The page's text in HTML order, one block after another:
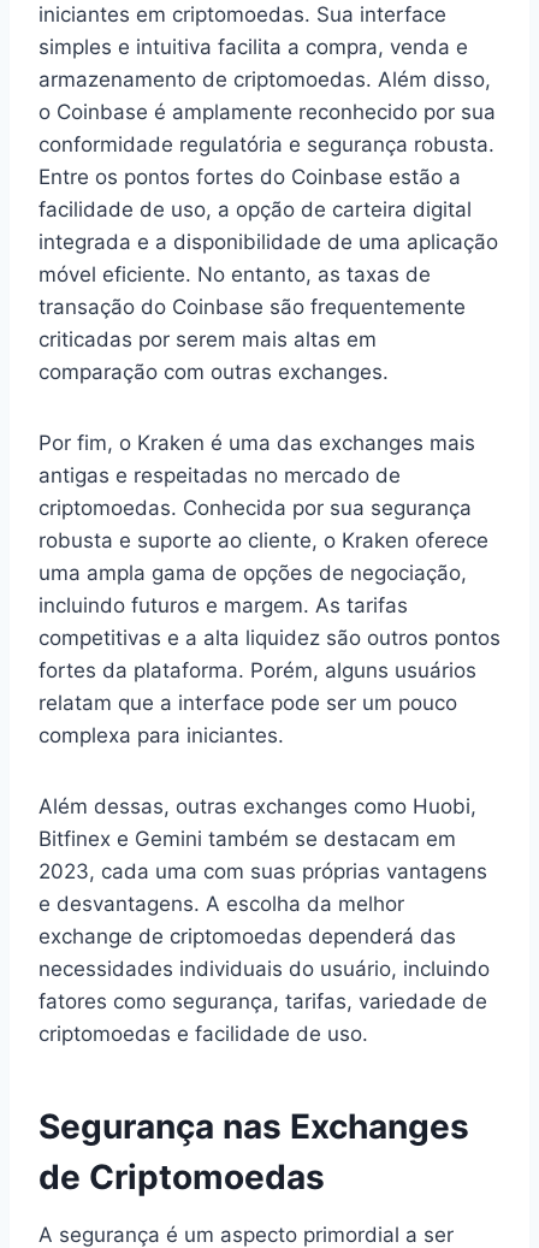
iniciantes em criptomoedas. Sua interface
simples e intuitiva facilita a compra, venda e
armazenamento de criptomoedas. Além disso,
o Coinbase é amplamente reconhecido por sua
conformidade regulatória e segurança robusta.
Entre os pontos fortes do Coinbase estão a
facilidade de uso, a opção de carteira digital
integrada e a disponibilidade de uma aplicação
móvel eficiente. No entanto, as taxas de
transação do Coinbase são frequentemente
criticadas por serem mais altas em
comparação com outras exchanges.
Por fim, o Kraken é uma das exchanges mais
antigas e respeitadas no mercado de
criptomoedas. Conhecida por sua segurança
robusta e suporte ao cliente, o Kraken oferece
uma ampla gama de opções de negociação,
incluindo futuros e margem. As tarifas
competitivas e a alta liquidez são outros pontos
fortes da plataforma. Porém, alguns usuários
relatam que a interface pode ser um pouco
complexa para iniciantes.
Além dessas, outras exchanges como Huobi,
Bitfinex e Gemini também se destacam em
2023, cada uma com suas próprias vantagens
e desvantagens. A escolha da melhor
exchange de criptomoedas dependerá das
necessidades individuais do usuário, incluindo
fatores como segurança, tarifas, variedade de
criptomoedas e facilidade de uso.
Segurança nas Exchanges
de Criptomoedas
A segurança é um aspecto primordial a ser